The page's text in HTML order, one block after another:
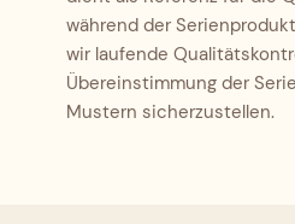
während der
wir laufende
Übereinstimmung der
Mustern sicherzustellen.